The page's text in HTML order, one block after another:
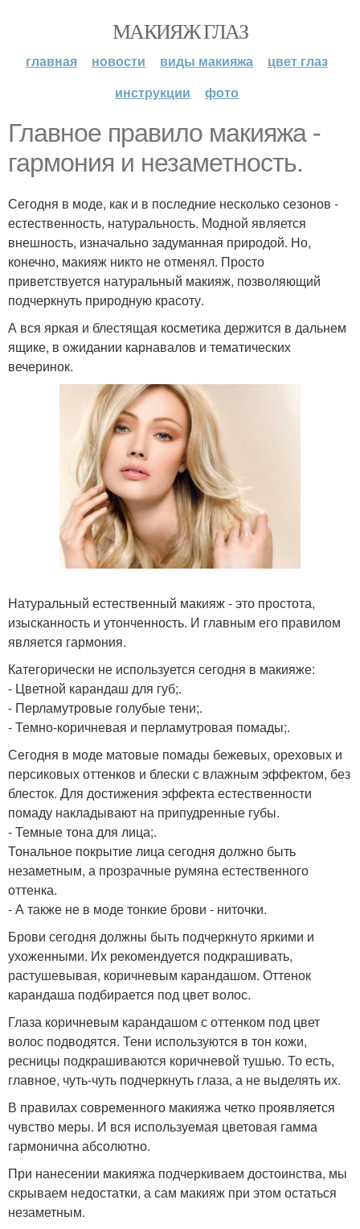
МАКИЯЖ ГЛАЗ
главная новости виды макияжа
цвет глаз
инструкции
фото
Главное правило макияжа -
гармония и незаметность.
Сегодня в моде, как и в последние несколько сезонов -
естественность, натуральность. Модной является
внешность, изначально задуманная природой. Но,
конечно, макияж никто не отменял. Просто
приветствуется натуральный макияж, позволяющий
подчеркнуть природную красоту.
А вся яркая и блестящая косметика держится в дальнем
ящике, в ожидании карнавалов и тематических
вечеринок.
Натуральный естественный макияж - это простота,
изысканность и утонченность. И главным его правилом
является гармония.
Категорически не используется сегодня в макияже:
- Цветной карандаш для губ;.
- Перламутровые голубые тени;.
- Темно-коричневая и перламутровая помады;.
Сегодня в моде матовые помады бежевых, ореховых и
персиковых оттенков и блески с влажным эффектом, без
блесток. Для достижения эффекта естественности
помаду накладывают на припудренные губы.
- Темные тона для лица;.
Тональное покрытие лица сегодня должно быть
незаметным, а прозрачные румяна естественного
оттенка.
- А также не в моде тонкие брови - ниточки.
Брови сегодня должны быть подчеркнуто яркими и
ухоженными. Их рекомендуется подкрашивать,
растушевывая, коричневым карандашом. Оттенок
карандаша подбирается под цвет волос.
Глаза коричневым карандашом с оттенком под цвет
волос подводятся. Тени используются в тон кожи,
ресницы подкрашиваются коричневой тушью. То есть,
главное, чуть-чуть подчеркнуть глаза, а не выделять их.
В правилах современного макияжа четко проявляется
чувство меры. И вся используемая цветовая гамма
гармонична абсолютно.
При нанесении макияжа подчеркиваем достоинства, мы
скрываем недостатки, а сам макияж при этом остаться
незаметным.